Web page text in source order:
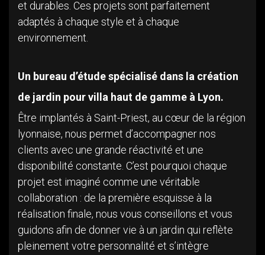
et durables. Ces projets sont parfaitement
adaptés à chaque style et à chaque
environnement.
Un bureau d’étude spécialisé dans la création
de jardin pour villa haut de gamme à Lyon.
Être implantés à Saint-Priest, au cœur de la région
lyonnaise, nous permet d’accompagner nos
clients avec une grande réactivité et une
disponibilité constante. C’est pourquoi chaque
projet est imaginé comme une véritable
collaboration : de la première esquisse à la
réalisation finale, nous vous conseillons et vous
guidons afin de donner vie à un jardin qui reflète
pleinement votre personnalité et s’intègre